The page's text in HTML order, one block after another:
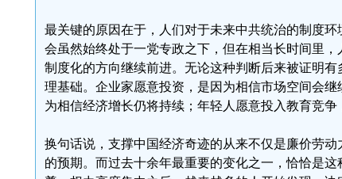
最关键的原因在于，人们对于未来中共统治的制度
会虽然始终处于一党专政之下，但在相当长时间里
制度化的方向继续前进。无论这种判断后来被证明
理基础。企业家愿意投资，是因为相信市场空间会
为相信经济增长仍将持续；年轻人愿意投入教育竞争
换句话说，支撑中国经济奇迹的从来不仅是廉价劳
的预期。而过去十余年最重要的变化之一，恰恰是